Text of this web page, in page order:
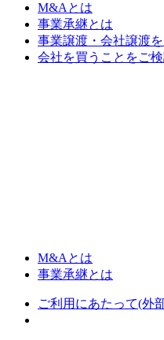
M&Aとは
事業承継とは
事業譲渡・会社譲渡
会社を買うことをご
M&Aとは
事業承継とは
ご利用にあたって(外